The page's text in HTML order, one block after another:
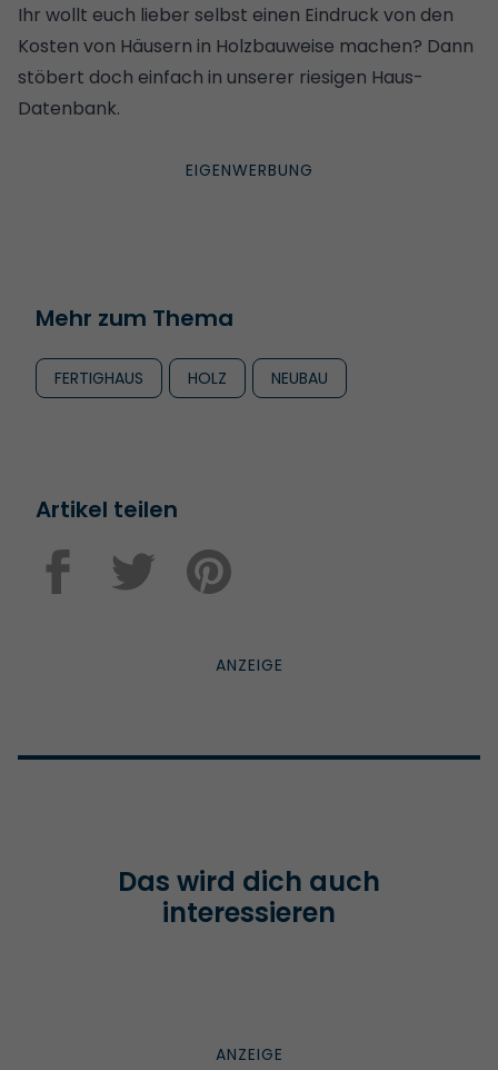
Ihr wollt euch lieber selbst einen Eindruck von den
Kosten von Häusern in Holzbauweise machen? Dann
stöbert doch einfach in unserer riesigen Haus-
Datenbank.
Mehr zum Thema
FERTIGHAUS HOLZ NEUBAU
Artikel teilen
Das wird dich auch
interessieren